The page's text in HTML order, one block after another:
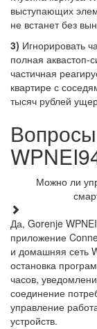
выступающих
не встанет без
3) Игнорировать
полная аквастоп-
частичная
квартире с
тысяч рублей
Можно ли
Да, Gorenje
приложение
и домашняя сеть
остановка
часов,
соединение
управление
устройств.